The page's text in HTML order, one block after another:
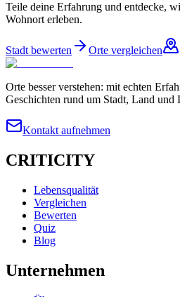
Teile deine Erfahrung und entdecke,
Wohnort erleben.
Stadt bewerten Orte vergleichen
Orte besser verstehen: mit echten
Geschichten rund um Stadt, Land und
Kontakt aufnehmen
CRITICITY
Lebensqualität
Vergleichen
Bewerten
Quiz
Blog
Unternehmen